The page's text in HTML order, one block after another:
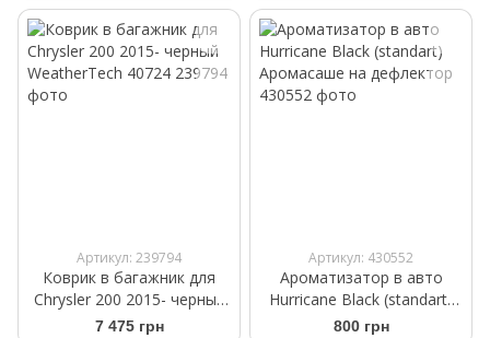
Артикул: 239794
Коврик в багажник для
Chrysler 200 2015- черный
WeatherTech 40724
7 475 грн
Артикул: 430552
Ароматизатор в авто
Hurricane Black (standart)
Аромасаше на дефлектор
800 грн